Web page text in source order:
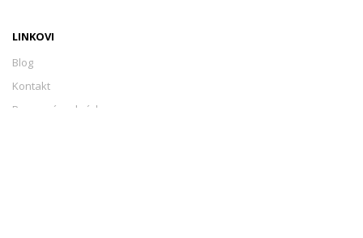
LINKOVI
Blog
Kontakt
Provozní podmínky